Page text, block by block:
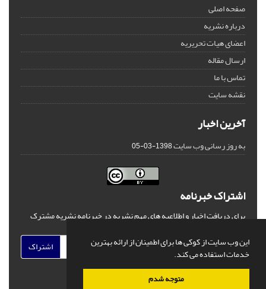
این وب سایت از کوکی ها برای اطمینان از ارائه بهترین
خدمات استفاده می کند.
متوجه شدم
صفحه اصلی
درباره نشریه
اعضای هیات تحریریه
ارسال مقاله
تماس با ما
نقشه سایت
آخرین اخبار
به روز رسانی وب سایت1398-03-05
اشتراک خبرنامه
برای دریافت اخبار و اطلاعیه های مهم نشریه در خبرنامه نشریه مشترک
اشتراک